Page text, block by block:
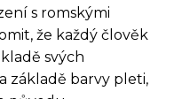
s romskými
že každý člověk
svých
základě barvy pleti,